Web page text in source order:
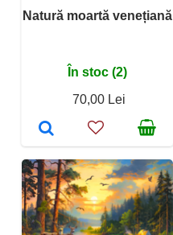
Natură moartă venețiană
În stoc (2)
70,00 Lei